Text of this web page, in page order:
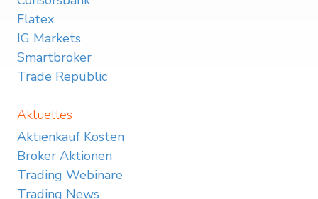
Flatex
IG Markets
Smartbroker
Trade Republic
Aktuelles
Aktienkauf Kosten
Broker Aktionen
Trading Webinare
Trading News